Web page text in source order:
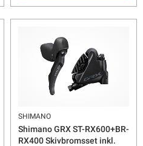
SHIMANO
Shimano GRX ST-RX600+BR-
RX400 Skivbromsset inkl.